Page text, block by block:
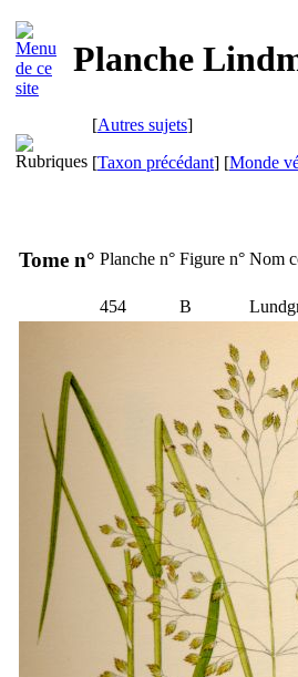
Planche
[Autres sujets]
[Taxon précédant] [Monde
Tome n° Planche n° Figure n° Nom
454 B